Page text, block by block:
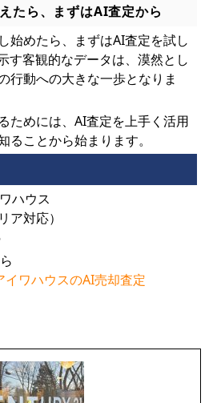
たら、まずはAI査定から
始めたら、まずはAI査定を試し
す客観的なデータは、漠然とし
行動への大きな一歩となりま
ためには、AI査定を上手く活用
ることから始まります。
ハウス
ア対応）
イワハウスのAI売却査定